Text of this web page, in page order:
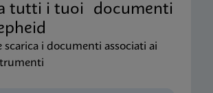
tutti i tuoi documenti
scarica i documenti associati ai